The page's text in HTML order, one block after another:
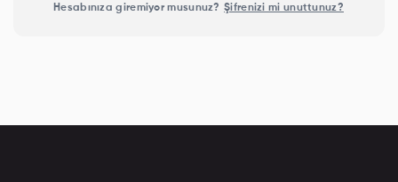
Hesabınıza giremiyor musunuz? Şifrenizi mi unuttunuz?